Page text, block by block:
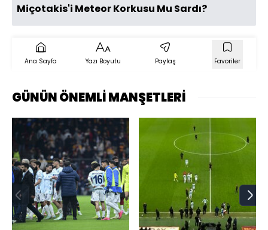
Miçotakis'i Meteor Korkusu Mu Sardı?
Ana Sayfa Yazı Boyutu Paylaş Favoriler
GÜNÜN ÖNEMLİ MANŞETLERİ